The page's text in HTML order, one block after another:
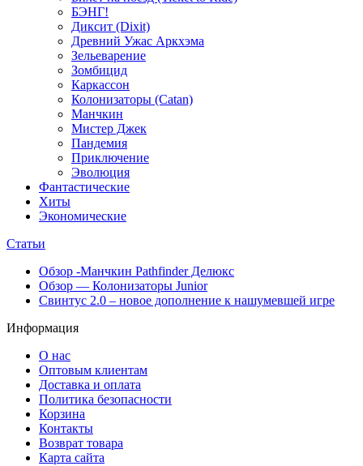
БЭНГ!
Диксит (Dixit)
Древний Ужас Аркхэма
Зельеварение
Зомбицид
Каркассон
Колонизаторы (Catan)
Манчкин
Мистер Джек
Пандемия
Приключение
Эволюция
Фантастические
Хиты
Экономические
Статьи
Обзор -Манчкин Pathfinder Делюкс
Обзор — Колонизаторы Junior
Свинтус 2.0 – новое дополнение к нашумевшей игре
Информация
О нас
Оптовым клиентам
Доставка и оплата
Политика безопасности
Корзина
Контакты
Возврат товара
Карта сайта